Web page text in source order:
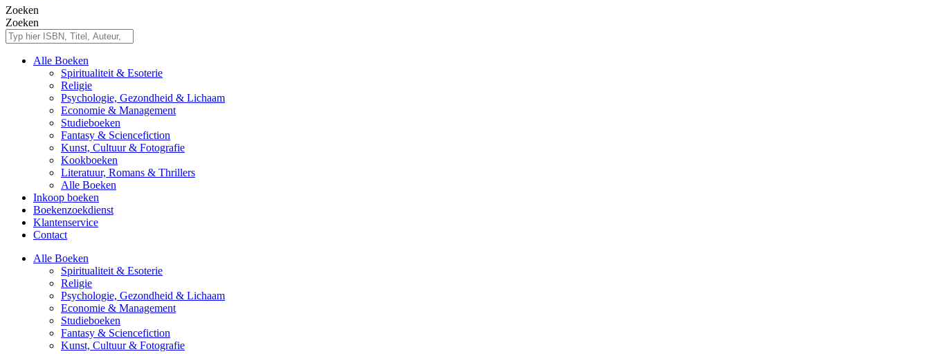
Zoeken
Zoeken
Alle Boeken
Spiritualiteit & Esoterie
Religie
Psychologie, Gezondheid & Lichaam
Economie & Management
Studieboeken
Fantasy & Sciencefiction
Kunst, Cultuur & Fotografie
Kookboeken
Literatuur, Romans & Thrillers
Alle Boeken
Inkoop boeken
Boekenzoekdienst
Klantenservice
Contact
Alle Boeken
Spiritualiteit & Esoterie
Religie
Psychologie, Gezondheid & Lichaam
Economie & Management
Studieboeken
Fantasy & Sciencefiction
Kunst, Cultuur & Fotografie